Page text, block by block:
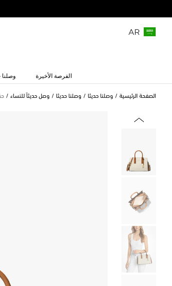
AR
الفرصة الأخيرة وصلنا
الصفحة الرئيسية وصلنا حديثا وصلنا حديثا وصل حديثاً للنساء